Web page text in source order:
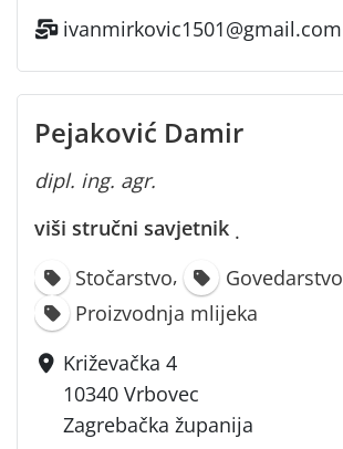
ivanmirkovic1501@gmail.com
Pejaković Damir
dipl. ing. agr.
viši stručni savjetnik ·
Stočarstvo, Govedarstvo
Proizvodnja mlijeka
Križevačka 4
10340 Vrbovec
Zagrebačka županija